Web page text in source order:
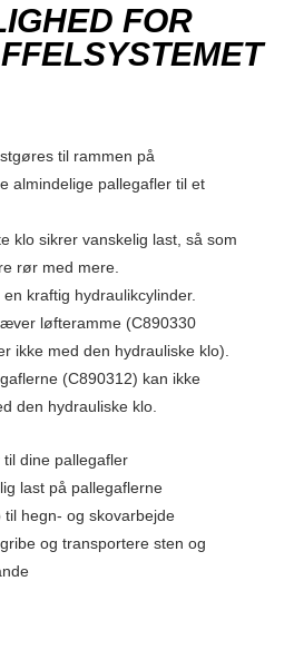
FOR
til rammen på
almindelige pallegafler til et
klo sikrer vanskelig last, så som
rør med mere.
kraftig hydraulikcylinder.
løfteramme (C890330
ikke med den hydrauliske klo).
(C890312) kan ikke
den hydrauliske klo.
dine pallegafler
last på pallegaflerne
til hegn- og skovarbejde
og transportere sten og